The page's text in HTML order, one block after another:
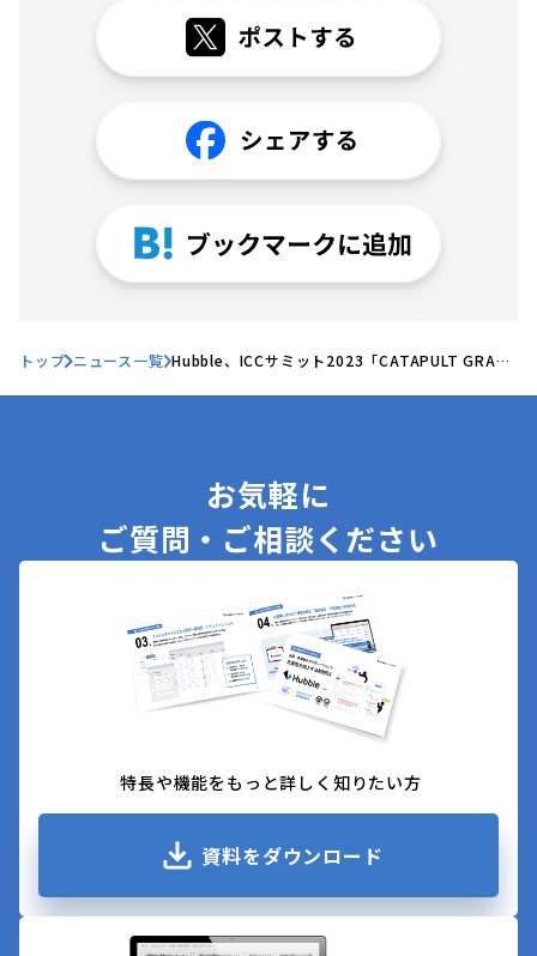
トップ ニュース一覧 Hubble、ICCサミット2023「CATAPULT GRAND
お気軽に
ご質問・ご相談ください
特長や機能をもっと詳しく知りたい方
資料をダウンロード